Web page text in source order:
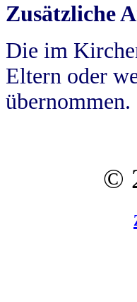
Zusätzliche
Die im
Eltern oder
übernommen.
©